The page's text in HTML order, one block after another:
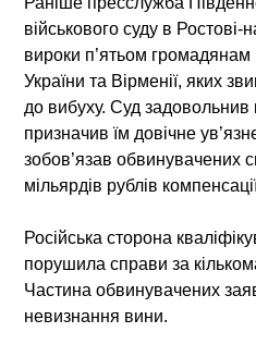
військового суду в
вироки п’ятьом громадянам
України та Вірменії, яких
до вибуху. Суд
призначив їм довічне
зобов’язав обвинувачених
мільярдів рублів
Російська сторона
порушила справи за
Частина обвинувачених
невизнання вини.